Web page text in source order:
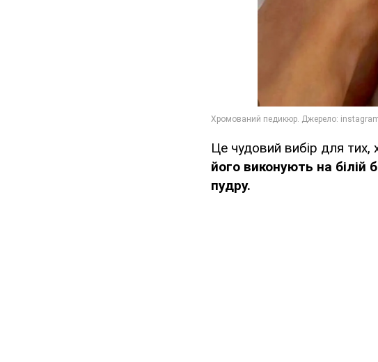
Це чудовий вибір для тих,
його виконують на білій
пудру.